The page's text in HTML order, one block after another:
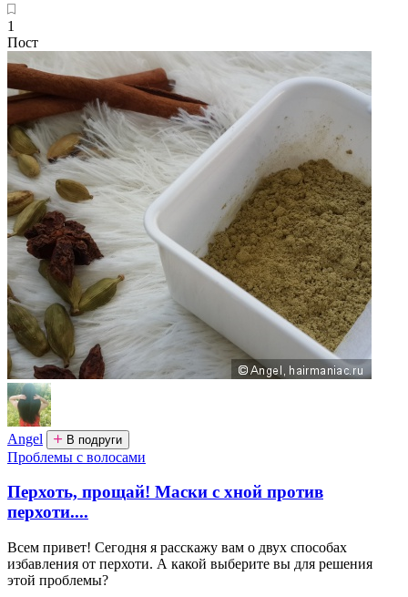
1
Пост
Angel В подруги
Проблемы с волосами
Перхоть, прощай! Маски с хной против
перхоти....
Всем привет! Сегодня я расскажу вам о двух способах
избавления от перхоти. А какой выберите вы для решения
этой проблемы?